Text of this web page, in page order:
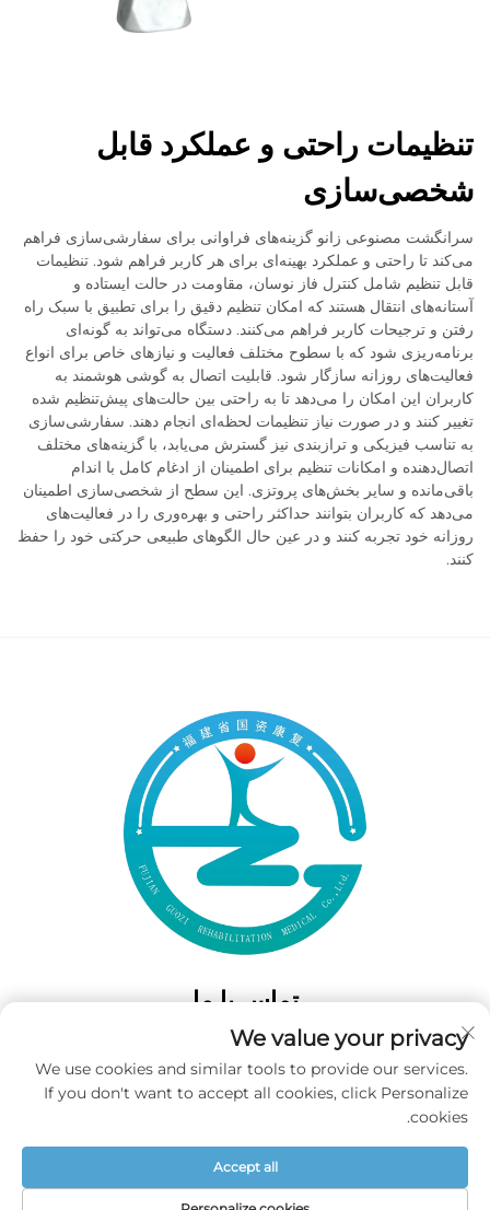
تنظیمات راحتی و عملکرد قابل
شخصی‌سازی
سرانگشت مصنوعی زانو گزینه‌های فراوانی برای سفارشی‌سازی فراهم
می‌کند تا راحتی و عملکرد بهینه‌ای برای هر کاربر فراهم شود. تنظیمات
قابل تنظیم شامل کنترل فاز نوسان، مقاومت در حالت ایستاده و
آستانه‌های انتقال هستند که امکان تنظیم دقیق را برای تطبیق با سبک راه
رفتن و ترجیحات کاربر فراهم می‌کنند. دستگاه می‌تواند به گونه‌ای
برنامه‌ریزی شود که با سطوح مختلف فعالیت و نیازهای خاص برای انواع
فعالیت‌های روزانه سازگار شود. قابلیت اتصال به گوشی هوشمند به
کاربران این امکان را می‌دهد تا به راحتی بین حالت‌های پیش‌تنظیم شده
تغییر کنند و در صورت نیاز تنظیمات لحظه‌ای انجام دهند. سفارشی‌سازی
به تناسب فیزیکی و ترازبندی نیز گسترش می‌یابد، با گزینه‌های مختلف
اتصال‌دهنده و امکانات تنظیم برای اطمینان از ادغام کامل با اندام
باقی‌مانده و سایر بخش‌های پروتزی. این سطح از شخصی‌سازی اطمینان
می‌دهد که کاربران بتوانند حداکثر راحتی و بهره‌وری را در فعالیت‌های
روزانه خود تجربه کنند و در عین حال الگوهای طبیعی حرکتی خود را حفظ
کنند.
تماس با ما
Add: 50 Gaofeng South Lane، West GateFuzhou، Fujian، چین
تلفن:‎+86-19859128239‎
ایمیل:
است. تمامی حقوق محفوظ است. -سیاست حریم خصوصی
We value your privacy
We use cookies and similar tools to provide our services.
If you don't want to accept all cookies, click Personalize
cookies.
Accept all